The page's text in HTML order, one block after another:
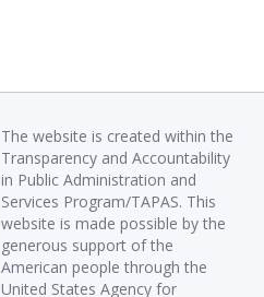
The website is created within the
Transparency and Accountability
in Public Administration and
Services Program/TAPAS. This
website is made possible by the
generous support of the
American people through the
United States Agency for